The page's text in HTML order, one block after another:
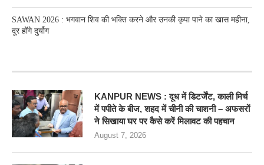
SAWAN 2026 : भगवान शिव की भक्ति करने और उनकी कृपा पाने का खास महीना,
दूर होंगे दुर्योग
KANPUR NEWS : दूध में डिटर्जेंट, काली मिर्च
में पपीते के बीज, शहद में चीनी की चाशनी – अफसरों
ने सिखाया घर पर कैसे करें मिलावट की पहचान
August 7, 2026